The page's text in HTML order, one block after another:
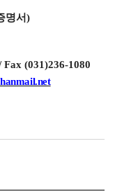
명서)
Fax (031)236-1080